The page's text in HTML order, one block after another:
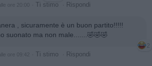
ore 20:00 Ti stimo Rispondi
, sicuramente è un buon partito!!!!!
suonato ma non male.......🤣🤣🤣
2
ore 09:42 Ti stimo Rispondi